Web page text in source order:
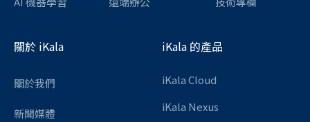
關於 iKala
關於我們
新聞媒體
iKala 的產品
iKala Cloud
iKala Nexus